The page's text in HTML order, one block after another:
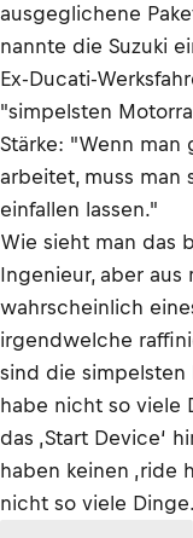
ausgeglichene
nannte die Suzuki
Ex-Ducati-
"simpelsten
Stärke: "Wenn man
arbeitet, muss man
einfallen lassen."
Wie sieht man das
Ingenieur, aber aus
wahrscheinlich
irgendwelche
sind die simpelsten
habe nicht so viele
das ‚Start Device‘
haben keinen ‚ride
nicht so viele